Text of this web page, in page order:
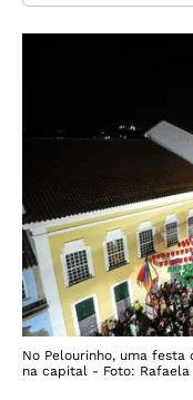
No Pelourinho, uma
na capital - Foto: Rafaela